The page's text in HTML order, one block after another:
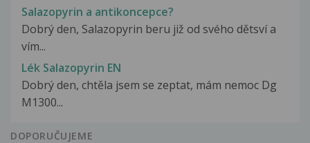
Salazopyrin a antikoncepce?
Dobrý den, Salazopyrin beru již od svého dětsví a
vím...
Lék Salazopyrin EN
Dobrý den, chtěla jsem se zeptat, mám nemoc Dg
M1300...
DOPORUČUJEME